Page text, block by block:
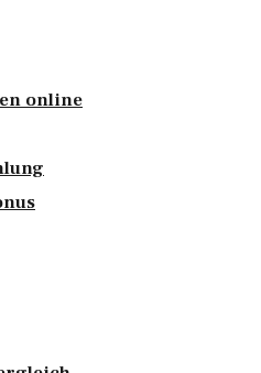
online